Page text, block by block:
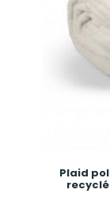
Plaid
recyclé